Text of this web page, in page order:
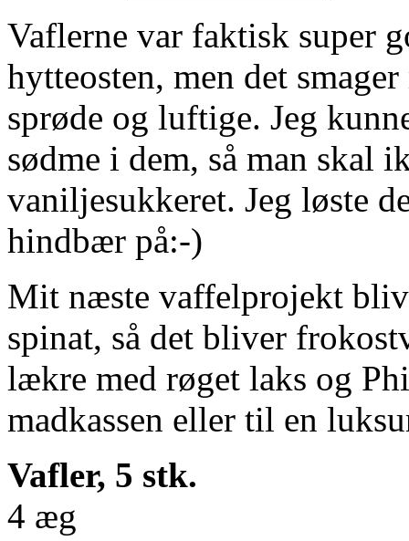
Vaflerne var faktisk super
hytteosten, men det
sprøde og luftige. Jeg
sødme i dem, så man skal
vaniljesukkeret. Jeg løste
hindbær på:-)
Mit næste vaffelprojekt
spinat, så det bliver
lækre med røget laks og
madkassen eller til en
Vafler, 5 stk.
4 æg